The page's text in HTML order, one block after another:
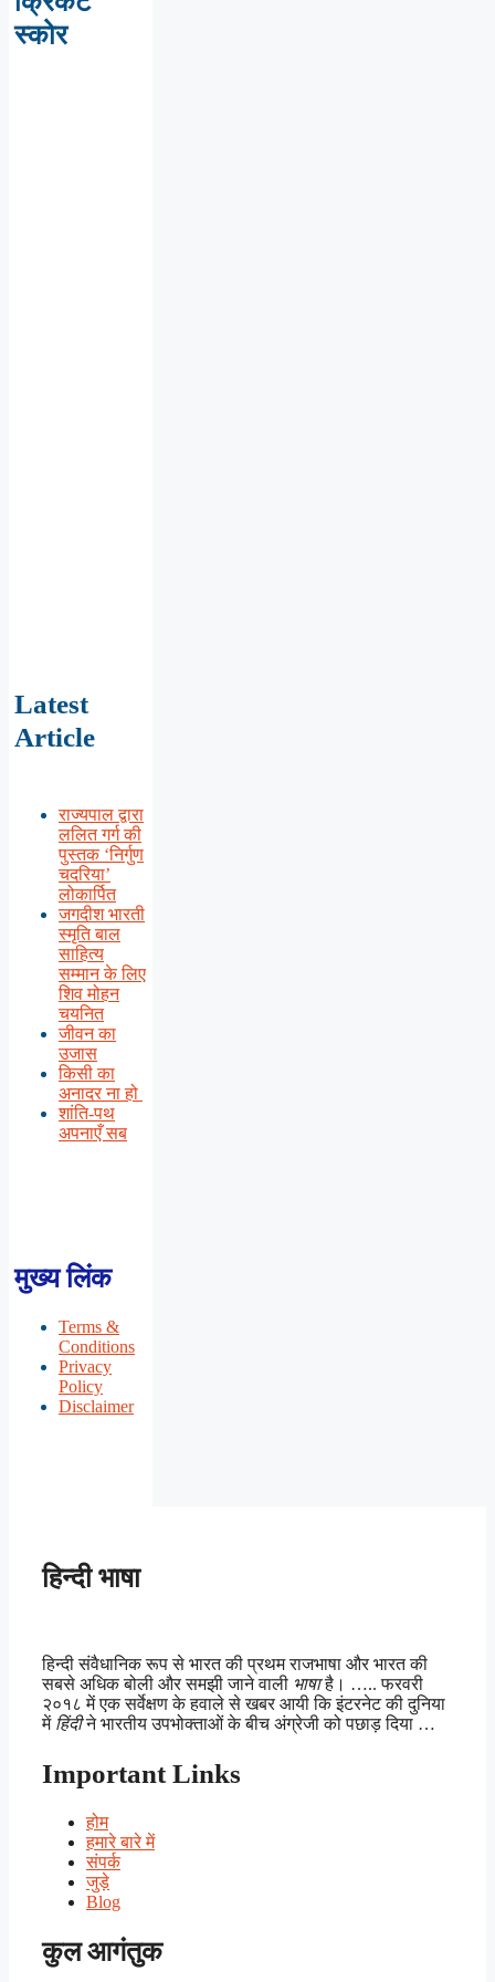
स्कोर
Latest
Article
राज्यपाल द्वारा
ललित गर्ग की
पुस्तक ‘निर्गुण
चदरिया’
लोकार्पित
जगदीश भारती
स्मृति बाल
साहित्य
सम्मान के लिए
शिव मोहन
चयनित
जीवन का
उजास
किसी का
अनादर ना हो
शांति-पथ
अपनाएँ सब
मुख्य लिंक
Terms &
Conditions
Privacy
Policy
Disclaimer
हिन्दी भाषा
हिन्दी संवैधानिक रूप से भारत की प्रथम राजभाषा और भारत की
सबसे अधिक बोली और समझी जाने वाली भाषाहै। ….. फरवरी
२०१८ में एक सर्वेक्षण के हवाले से खबर आयी कि इंटरनेट की दुनिया
में हिंदीने भारतीय उपभोक्ताओं के बीच अंग्रेजी को पछाड़ दिया …
Important Links
होम
हमारे बारे में
संपर्क
जुड़े
Blog
कुल आगंतुक